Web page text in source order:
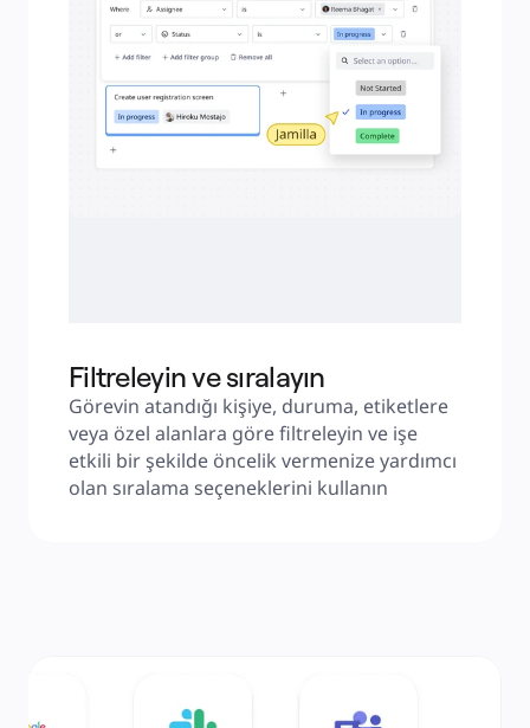
Filtreleyin ve sıralayın
Görevin atandığı kişiye, duruma, etiketlere
veya özel alanlara göre filtreleyin ve işe
etkili bir şekilde öncelik vermenize yardımcı
olan sıralama seçeneklerini kullanın